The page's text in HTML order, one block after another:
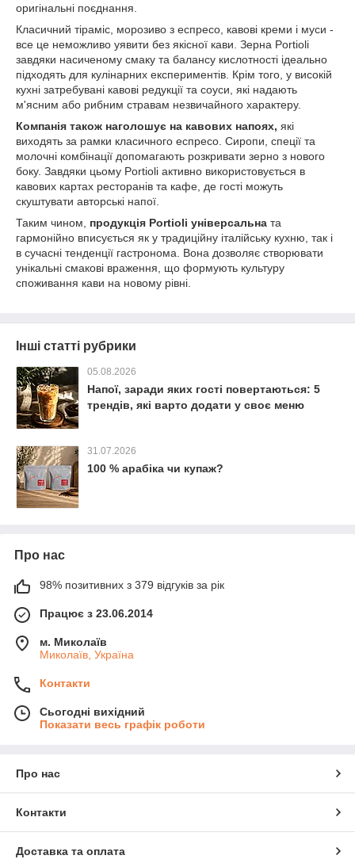
оригінальні поєднання.
Класичний тіраміс, морозиво з еспресо, кавові креми і муси -
все це неможливо уявити без якісної кави. Зерна Portioli
завдяки насиченому смаку та балансу кислотності ідеально
підходять для кулінарних експериментів. Крім того, у високій
кухні затребувані кавові редукції та соуси, які надають
м'ясним або рибним стравам незвичайного характеру.
Компанія також наголошує на кавових напоях, які
виходять за рамки класичного еспресо. Сиропи, спеції та
молочні комбінації допомагають розкривати зерно з нового
боку. Завдяки цьому Portioli активно використовується в
кавових картах ресторанів та кафе, де гості можуть
скуштувати авторські напої.
Таким чином, продукція Portioli універсальна та
гармонійно вписується як у традиційну італійську кухню, так і
в сучасні тенденції гастронома. Вона дозволяє створювати
унікальні смакові враження, що формують культуру
споживання кави на новому рівні.
Інші статті рубрики
05.08.2026
Напої, заради яких гості повертаються: 5
трендів, які варто додати у своє меню
31.07.2026
100 % арабіка чи купаж?
Про нас
98% позитивних з 379 відгуків за рік
Працює з 23.06.2014
м. Миколаїв
Миколаїв, Україна
Контакти
Сьогодні вихідний
Показати весь графік роботи
Про нас
Контакти
Доставка та оплата